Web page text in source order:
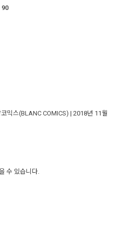
90
믹스(BLANC COMICS) | 2018년 11월
수 있습니다.